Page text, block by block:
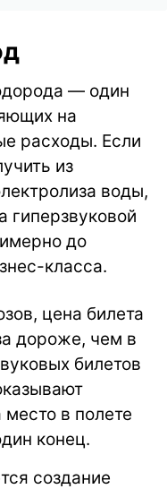
— один
на
расходы. Если
из
воды,
гиперзвуковой
до
класса.
цена билета
дороже, чем в
билетов
в полете
конец.
создание